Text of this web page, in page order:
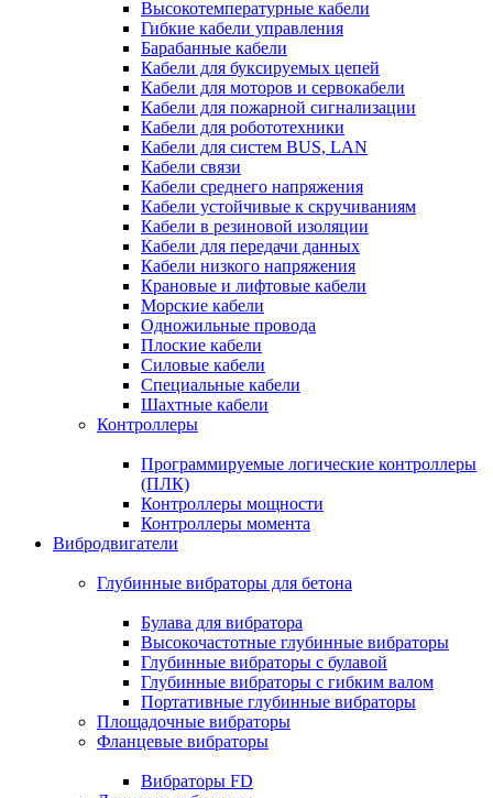
Высокотемпературные кабели
Гибкие кабели управления
Барабанные кабели
Кабели для буксируемых цепей
Кабели для моторов и сервокабели
Кабели для пожарной сигнализации
Кабели для робототехники
Кабели для систем BUS, LAN
Кабели связи
Кабели среднего напряжения
Кабели устойчивые к скручиваниям
Кабели в резиновой изоляции
Кабели для передачи данных
Кабели низкого напряжения
Крановые и лифтовые кабели
Морские кабели
Одножильные провода
Плоские кабели
Силовые кабели
Специальные кабели
Шахтные кабели
Контроллеры
Программируемые логические контроллеры
(ПЛК)
Контроллеры мощности
Контроллеры момента
Вибродвигатели
Глубинные вибраторы для бетона
Булава для вибратора
Высокочастотные глубинные вибраторы
Глубинные вибраторы с булавой
Глубинные вибраторы с гибким валом
Портативные глубинные вибраторы
Площадочные вибраторы
Фланцевые вибраторы
Вибраторы FD